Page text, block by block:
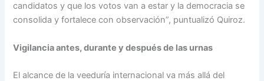
candidatos y que los votos van a estar y la democracia se
consolida y fortalece con observación”, puntualizó Quiroz.
Vigilancia antes, durante y después de las urnas
El alcance de la veeduría internacional va más allá del